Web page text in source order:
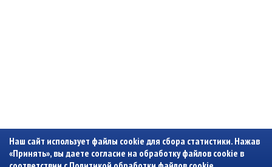
Наш сайт использует файлы cookie для сбора статистики. Нажав
«Принять», вы даете согласие на обработку файлов cookie в